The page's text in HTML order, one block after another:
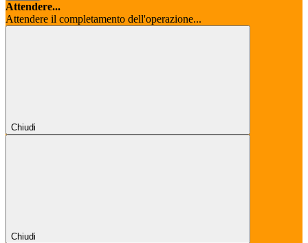
Attendere...
Attendere il completamento dell'operazione...
Chiudi
Chiudi